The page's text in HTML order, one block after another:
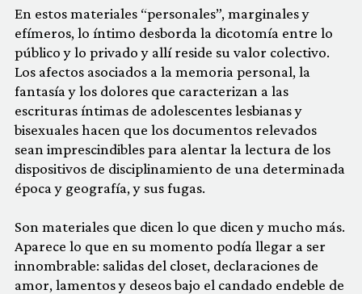
En estos materiales “personales”, marginales y
efímeros, lo íntimo desborda la dicotomía entre lo
público y lo privado y allí reside su valor colectivo.
Los afectos asociados a la memoria personal, la
fantasía y los dolores que caracterizan a las
escrituras íntimas de adolescentes lesbianas y
bisexuales hacen que los documentos relevados
sean imprescindibles para alentar la lectura de los
dispositivos de disciplinamiento de una determinada
época y geografía, y sus fugas.
Son materiales que dicen lo que dicen y mucho más.
Aparece lo que en su momento podía llegar a ser
innombrable: salidas del closet, declaraciones de
amor, lamentos y deseos bajo el candado endeble de